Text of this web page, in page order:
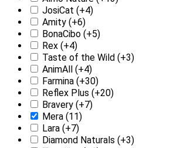
JosiCat (+4)
Amity (+6)
BonaCibo (+5)
Rex (+4)
Taste of the Wild (+3)
AnimAll (+4)
Farmina (+30)
Reflex Plus (+20)
Bravery (+7)
Mera (11)
Lara (+7)
Diamond Naturals (+3)